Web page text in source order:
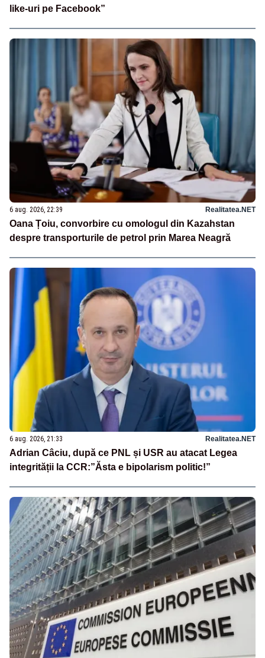
like-uri pe Facebook”
6 aug. 2026, 22:39 Realitatea.NET
Oana Țoiu, convorbire cu omologul din Kazahstan
despre transporturile de petrol prin Marea Neagră
6 aug. 2026, 21:33 Realitatea.NET
Adrian Câciu, după ce PNL și USR au atacat Legea
integrității la CCR:”Ăsta e bipolarism politic!”